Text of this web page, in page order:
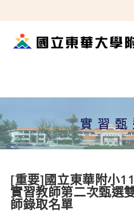
轉
實習甄
[重要]國立東華附小
實習教師第二次甄選
師錄取名單